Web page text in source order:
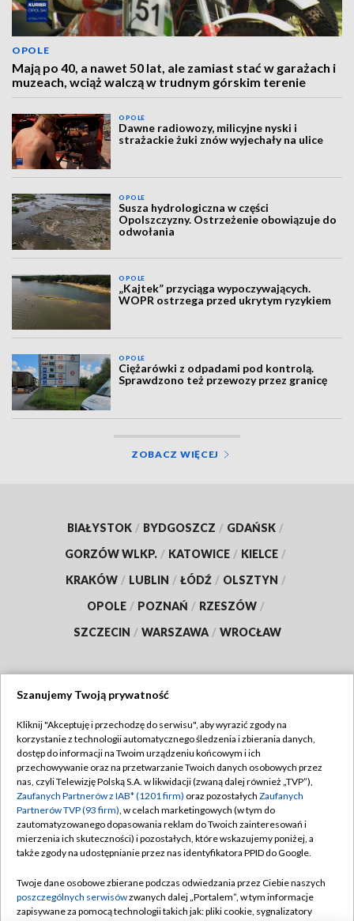
OPOLE
Mają po 40, a nawet 50 lat, ale zamiast stać w garażach i
muzeach, wciąż walczą w trudnym górskim terenie
OPOLE
Dawne radiowozy, milicyjne nyski i
strażackie żuki znów wyjechały na ulice
OPOLE
Susza hydrologiczna w części
Opolszczyzny. Ostrzeżenie obowiązuje do
odwołania
OPOLE
„Kajtek” przyciąga wypoczywających.
WOPR ostrzega przed ukrytym ryzykiem
OPOLE
Ciężarówki z odpadami pod kontrolą.
Sprawdzono też przewozy przez granicę
ZOBACZ WIĘCEJ
BIAŁYSTOK / BYDGOSZCZ / GDAŃSK /
GORZÓW WLKP. / KATOWICE / KIELCE /
KRAKÓW / LUBLIN / ŁÓDŹ / OLSZTYN /
OPOLE / POZNAŃ / RZESZÓW /
SZCZECIN / WARSZAWA / WROCŁAW
TVP
Abonament TVP
Emisja w TVP
Centrum informacji TVP
Naziemna Telewizja Cyfrowa
Rada Programowa
Regulamin TVP
Polityka prywatności
Moje zgody
Pomoc
Kontakt
Szanujemy Twoją prywatność
Kliknij "Akceptuję i przechodzę do serwisu", aby wyrazić zgody na
korzystanie z technologii automatycznego śledzenia i zbierania danych,
dostęp do informacji na Twoim urządzeniu końcowym i ich
przechowywanie oraz na przetwarzanie Twoich danych osobowych przez
nas, czyli Telewizję Polską S.A. w likwidacji (zwaną dalej również „TVP”),
Zaufanych Partnerów z IAB* (1201 firm) oraz pozostałych Zaufanych
Partnerów TVP (93 firm), w celach marketingowych (w tym do
zautomatyzowanego dopasowania reklam do Twoich zainteresowań i
mierzenia ich skuteczności) i pozostałych, które wskazujemy poniżej, a
także zgody na udostępnianie przez nas identyfikatora PPID do Google.
Twoje dane osobowe zbierane podczas odwiedzania przez Ciebie naszych
poszczególnych serwisówzwanych dalej „Portalem”, w tym informacje
zapisywane za pomocą technologii takich jak: pliki cookie, sygnalizatory